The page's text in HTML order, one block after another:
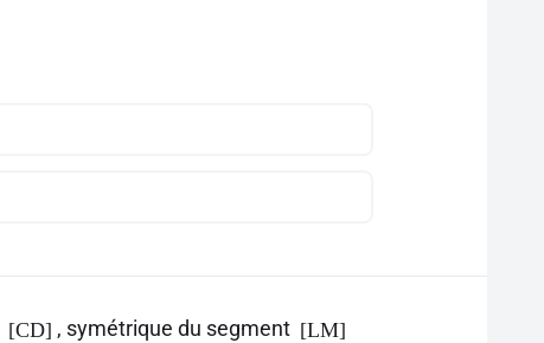
[CD] , symétrique du segment [LM]